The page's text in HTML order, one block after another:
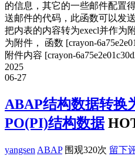
的信息，其它的一些邮件配置
送邮件的代码，此函数可以发
把内表的内容转为execl并作为
为附件， 函数 [crayon-
附件内容 [crayon-
2025
06-27
ABAP结构数据转换
PO(PI)结构数据
yangsen ABAP围观320次 留下